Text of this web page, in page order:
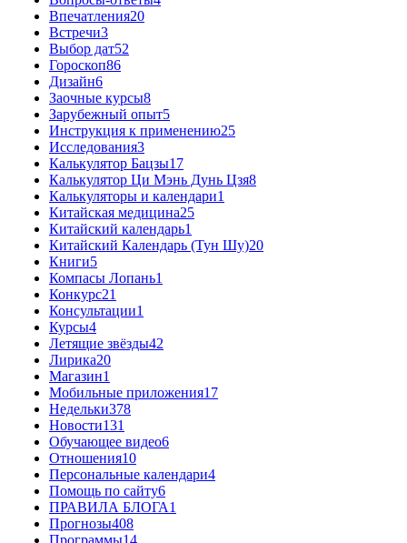
Впечатления20
Встречи3
Выбор дат52
Гороскоп86
Дизайн6
Заочные курсы8
Зарубежный опыт5
Инструкция к применению25
Исследования3
Калькулятор Бацзы17
Калькулятор Ци Мэнь Дунь Цзя8
Калькуляторы и календари1
Китайская медицина25
Китайский календарь1
Китайский Календарь (Тун Шу)20
Книги5
Компасы Лопань1
Конкурс21
Консультации1
Курсы4
Летящие звёзды42
Лирика20
Магазин1
Мобильные приложения17
Недельки378
Новости131
Обучающее видео6
Отношения10
Персональные календари4
Помощь по сайту6
ПРАВИЛА БЛОГА1
Прогнозы408